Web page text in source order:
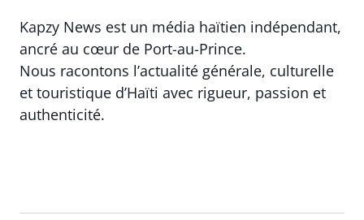
Kapzy News est un média haïtien indépendant,
ancré au cœur de Port-au-Prince.
Nous racontons l’actualité générale, culturelle
et touristique d’Haïti avec rigueur, passion et
authenticité.